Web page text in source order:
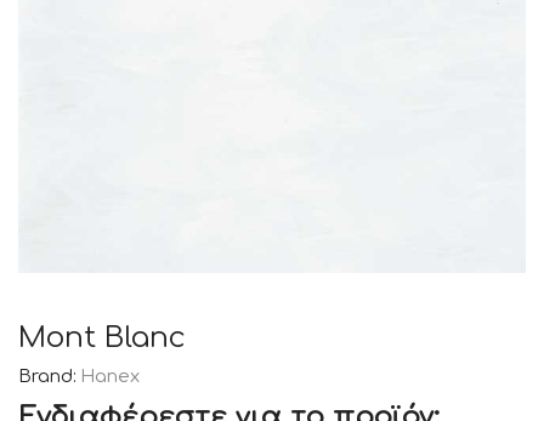
Mont Blanc
Brand: Hanex